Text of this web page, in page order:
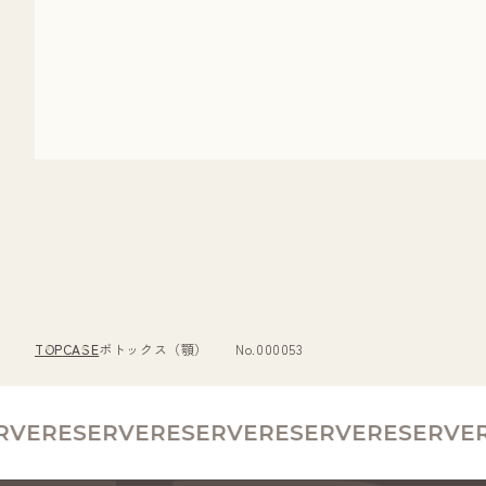
TOPCASEボトックス（顎） No.000053
RESERVERESERVERESERVERESERVE